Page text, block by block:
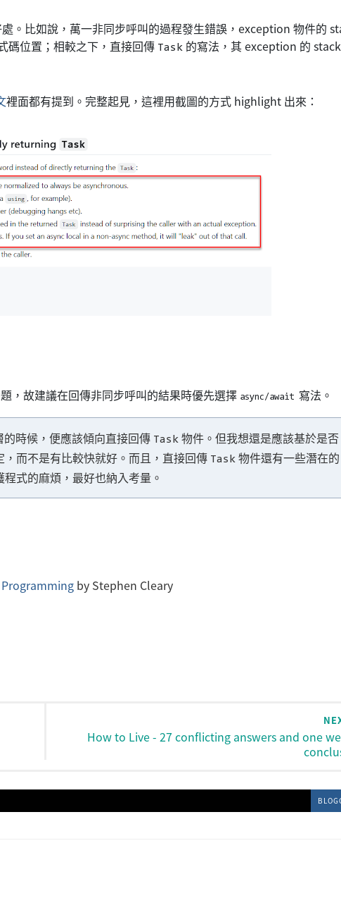
。比如說，萬一非同步呼叫的過程發生錯誤，exception 物件的
碼位置；相較之下，直接回傳 Task 的寫法，其 exception 的 stack
裡面都有提到。完整起見，這裡用截圖的方式 highlight 出來：
，故建議在回傳非同步呼叫的結果時優先選擇 async/await 寫法。
時候，便應該傾向直接回傳 Task 物件。但我想還是應該基於是否
而不是有比較快就好。而且，直接回傳 Task 物件還有一些潛在的
式的麻煩，最好也納入考量。
by Stephen Cleary
How to Live - 27 conflicting answers and one